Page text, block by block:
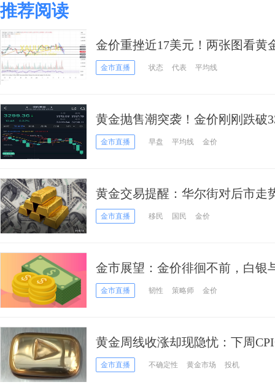
推荐阅读
金价重挫近17美元！两张图看黄
获利了结？
金市直播 状态 代表 平均线
黄金抛售潮突袭！金价刚刚跌破
金价技术分析
金市直播 早盘 平均线 金价
黄金交易提醒：华尔街对后市走
涨，关注贸易局势和美国CPI
金市直播 移民 国民 金价
金市展望：金价徘徊不前，白银
市场酝酿新一轮行情？
金市直播 韧性 策略师 金价
黄金周线收涨却现隐忧：下周
后一根稻草"？
金市直播 不确定性 黄金市场 投机